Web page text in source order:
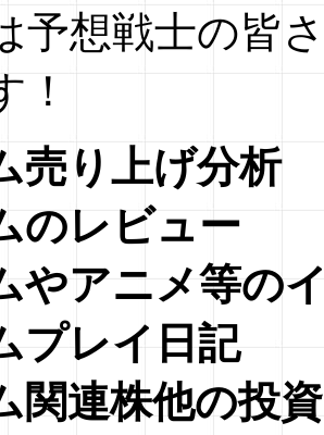
予想戦士の皆
！
売り上げ分析
のレビュー
やアニメ等の
プレイ日記
関連株他の投